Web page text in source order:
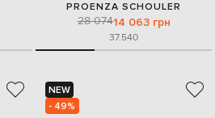
PROENZA SCHOULER
28 07414 063 грн
37.540
NEW
- 49%